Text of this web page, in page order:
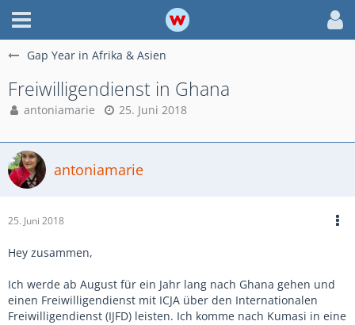
Gap Year in Afrika & Asien
Freiwilligendienst in Ghana
antoniamarie 25. Juni 2018
antoniamarie
25. Juni 2018
Hey zusammen,
Ich werde ab August für ein Jahr lang nach Ghana gehen und
einen Freiwilligendienst mit ICJA über den Internationalen
Freiwilligendienst (IJFD) leisten. Ich komme nach Kumasi in eine